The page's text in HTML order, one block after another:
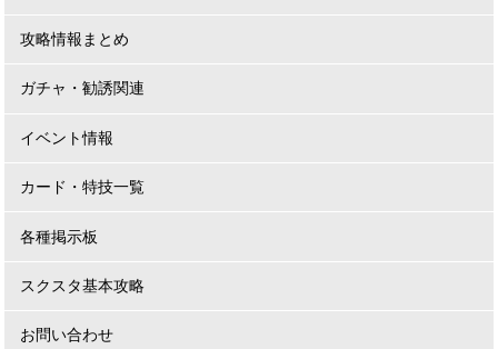
攻略情報まとめ
ガチャ・勧誘関連
イベント情報
カード・特技一覧
各種掲示板
スクスタ基本攻略
お問い合わせ